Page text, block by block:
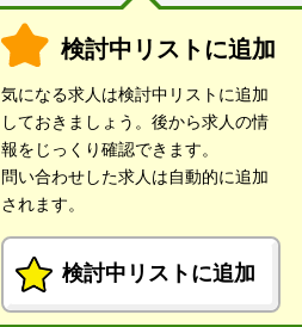
検討中リストに追加
気になる求人は検討中リストに追加
しておきましょう。後から求人の情
報をじっくり確認できます。
問い合わせした求人は自動的に追加
されます。
検討中リストに追加